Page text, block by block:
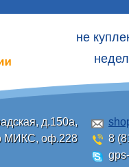
не
д.150а,
МИКС, оф.228
8